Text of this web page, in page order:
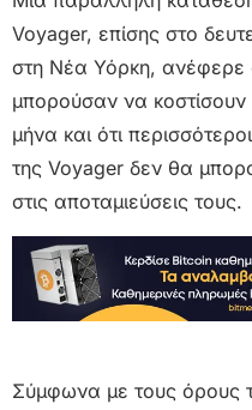
Voyager, επίσης στο
στη Νέα Υόρκη, ανέφερε
μπορούσαν να
μήνα και ότι
της Voyager δεν θα
στις αποταμιεύσεις τους.
Σύμφωνα με τους όρους